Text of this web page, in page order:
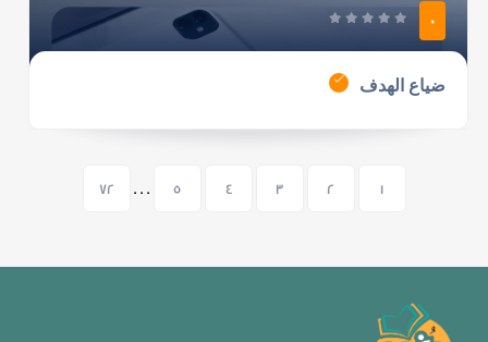
0
ضياع الهدف
1
2
3
4
5
. . .
72